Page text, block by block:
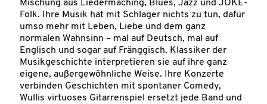
Mischung aus Liedermaching, Blues, Jazz und JOKE-
Folk. Ihre Musik hat mit Schlager nichts zu tun, dafür
umso mehr mit Leben, Liebe und dem ganz
normalen Wahnsinn – mal auf Deutsch, mal auf
Englisch und sogar auf Fränggisch. Klassiker der
Musikgeschichte interpretieren sie auf ihre ganz
eigene, außergewöhnliche Weise. Ihre Konzerte
verbinden Geschichten mit spontaner Comedy,
Wullis virtuoses Gitarrenspiel ersetzt jede Band und